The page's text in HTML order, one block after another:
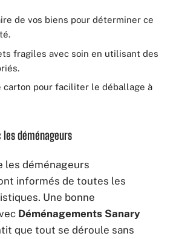
de vos biens pour déterminer ce
fragiles avec soin en utilisant des
carton pour faciliter le déballage à
déménageurs
les déménageurs
informés de toutes les
Une bonne
Déménagements Sanary
que tout se déroule sans